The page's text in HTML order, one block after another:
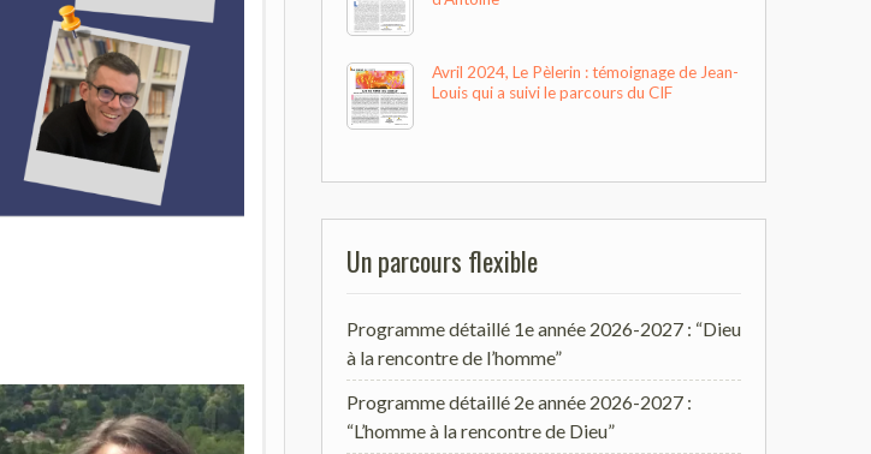
Avril 2024, Le Pèlerin : témoignage de Jean-
Louis qui a suivi le parcours du CIF
Un parcours flexible
Programme détaillé 1e année 2026-2027 : “Dieu
à la rencontre de l’homme”
Programme détaillé 2e année 2026-2027 :
“L’homme à la rencontre de Dieu”